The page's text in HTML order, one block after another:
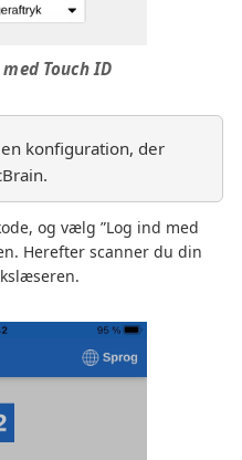
Touch ID
konfiguration, der
og vælg ”Log ind med
Herefter scanner du din